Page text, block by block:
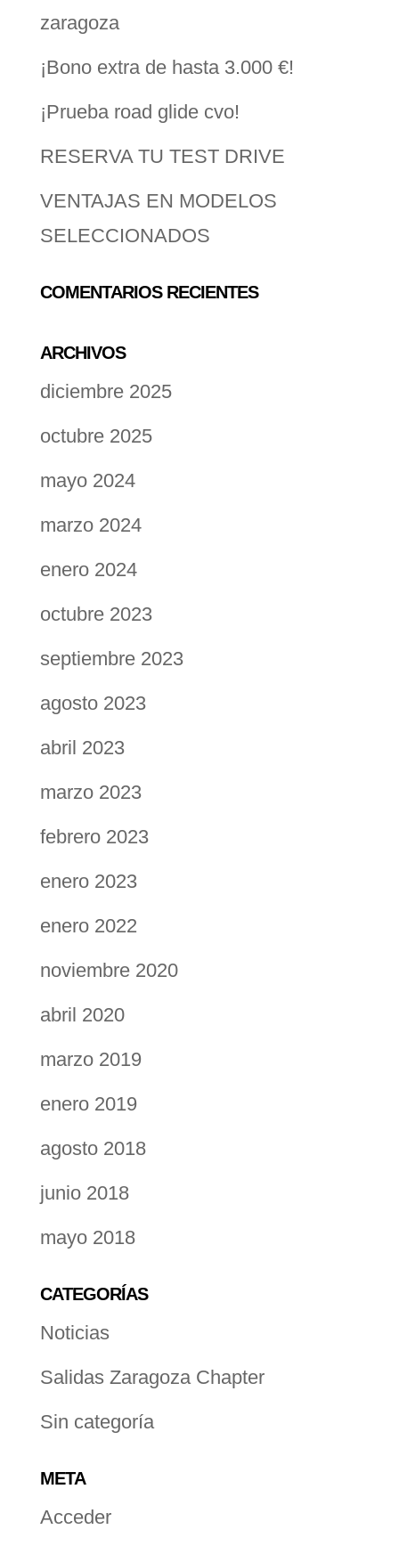
zaragoza
¡Bono extra de hasta 3.000 €!
¡Prueba road glide cvo!
RESERVA TU TEST DRIVE
VENTAJAS EN MODELOS
SELECCIONADOS
COMENTARIOS RECIENTES
ARCHIVOS
diciembre 2025
octubre 2025
mayo 2024
marzo 2024
enero 2024
octubre 2023
septiembre 2023
agosto 2023
abril 2023
marzo 2023
febrero 2023
enero 2023
enero 2022
noviembre 2020
abril 2020
marzo 2019
enero 2019
agosto 2018
junio 2018
mayo 2018
CATEGORÍAS
Noticias
Salidas Zaragoza Chapter
Sin categoría
META
Acceder